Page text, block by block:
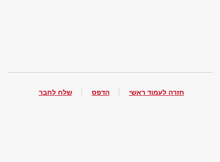
חזרה לעמוד ראשי הדפס שלח לחבר